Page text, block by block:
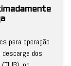
para operação
dos